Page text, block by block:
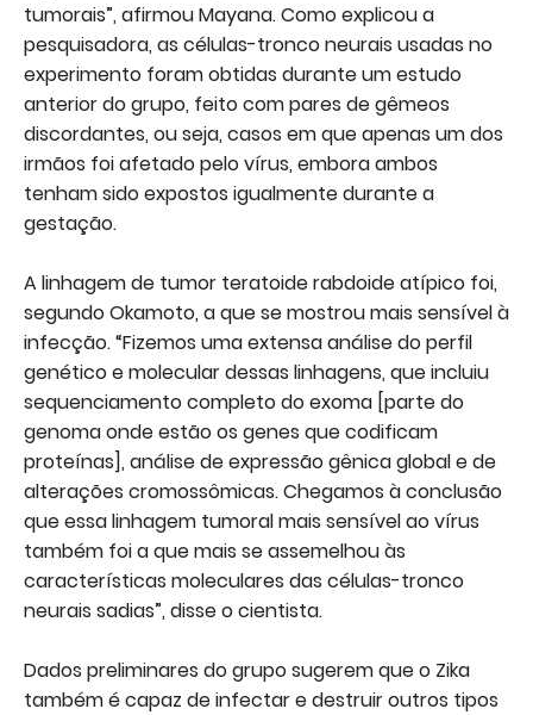
tumorais”, afirmou Mayana. Como explicou a
pesquisadora, as células-tronco neurais usadas no
experimento foram obtidas durante um estudo
anterior do grupo, feito com pares de gêmeos
discordantes, ou seja, casos em que apenas um dos
irmãos foi afetado pelo vírus, embora ambos
tenham sido expostos igualmente durante a
gestação.
A linhagem de tumor teratoide rabdoide atípico foi,
segundo Okamoto, a que se mostrou mais sensível à
infecção. “Fizemos uma extensa análise do perfil
genético e molecular dessas linhagens, que incluiu
sequenciamento completo do exoma [parte do
genoma onde estão os genes que codificam
proteínas], análise de expressão gênica global e de
alterações cromossômicas. Chegamos à conclusão
que essa linhagem tumoral mais sensível ao vírus
também foi a que mais se assemelhou às
características moleculares das células-tronco
neurais sadias”, disse o cientista.
Dados preliminares do grupo sugerem que o Zika
também é capaz de infectar e destruir outros tipos